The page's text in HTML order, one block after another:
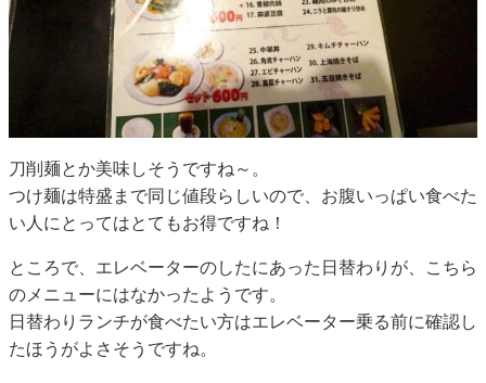
刀削麺とか美味しそうですね～。
つけ麺は特盛まで同じ値段らしいので、お腹いっぱい食べた
い人にとってはとてもお得ですね！
ところで、エレベーターのしたにあった日替わりが、こちら
のメニューにはなかったようです。
日替わりランチが食べたい方はエレベーター乗る前に確認し
たほうがよさそうですね。